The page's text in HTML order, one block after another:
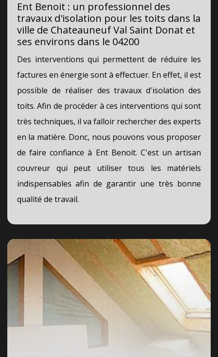
Ent Benoit : un professionnel des
travaux d'isolation pour les toits dans la
ville de Chateauneuf Val Saint Donat et
ses environs dans le 04200
Des interventions qui permettent de réduire les
factures en énergie sont à effectuer. En effet, il est
possible de réaliser des travaux d'isolation des
toits. Afin de procéder à ces interventions qui sont
très techniques, il va falloir rechercher des experts
en la matière. Donc, nous pouvons vous proposer
de faire confiance à Ent Benoit. C'est un artisan
couvreur qui peut utiliser tous les matériels
indispensables afin de garantir une très bonne
qualité de travail.